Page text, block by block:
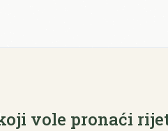
vole pronaći